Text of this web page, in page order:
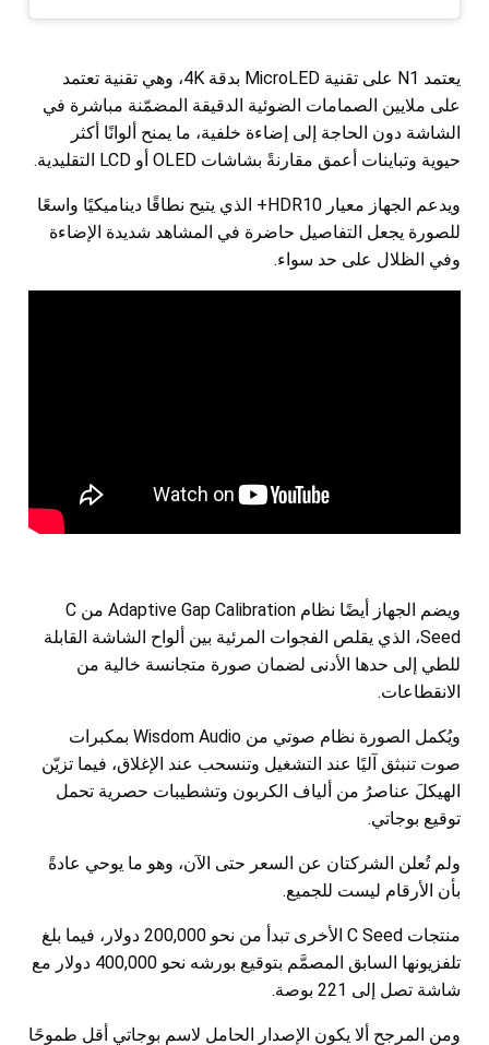
يعتمد N1 على تقنية MicroLED بدقة 4K، وهي تقنية تعتمد
على ملايين الصمامات الضوئية الدقيقة المضمّنة مباشرة في
الشاشة دون الحاجة إلى إضاءة خلفية، ما يمنح ألوانًا أكثر
حيوية وتباينات أعمق مقارنةً بشاشات OLED أو LCD التقليدية.
ويدعم الجهاز معيار HDR10+ الذي يتيح نطاقًا ديناميكيًا واسعًا
للصورة يجعل التفاصيل حاضرة في المشاهد شديدة الإضاءة
وفي الظلال على حد سواء.
ويضم الجهاز أيضًا نظام Adaptive Gap Calibration من C
Seed، الذي يقلص الفجوات المرئية بين ألواح الشاشة القابلة
للطي إلى حدها الأدنى لضمان صورة متجانسة خالية من
الانقطاعات.
ويُكمل الصورة نظام صوتي من Wisdom Audio بمكبرات
صوت تنبثق آليًا عند التشغيل وتنسحب عند الإغلاق، فيما تزيّن
الهيكلَ عناصرُ من ألياف الكربون وتشطيبات حصرية تحمل
توقيع بوجاتي.
ولم تُعلن الشركتان عن السعر حتى الآن، وهو ما يوحي عادةً
بأن الأرقام ليست للجميع.
منتجات C Seed الأخرى تبدأ من نحو 200,000 دولار، فيما بلغ
تلفزيونها السابق المصمَّم بتوقيع بورشه نحو 400,000 دولار مع
شاشة تصل إلى 221 بوصة.
ومن المرجح ألا يكون الإصدار الحامل لاسم بوجاتي أقل طموحًا